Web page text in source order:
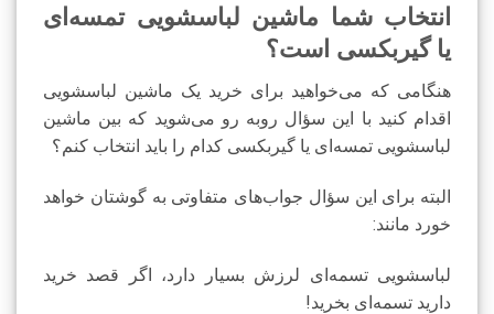
انتخاب شما ماشین لباسشویی تمسه‌ای
یا گیربکسی است؟
هنگامی که می‌خواهید برای خرید یک ماشین لباسشویی
اقدام کنید با این سؤال روبه رو می‌شوید که بین ماشین
لباسشویی تمسه‌ای یا گیربکسی کدام را باید انتخاب کنم؟
البته برای این سؤال جواب‌های متفاوتی به گوشتان خواهد
خورد مانند:
لباسشویی تسمه‌ای لرزش بسیار دارد، اگر قصد خرید
دارید تسمه‌ای بخرید!